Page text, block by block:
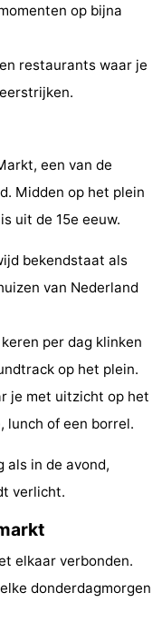
op bijna
restaurants waar je
een van de
Midden op het plein
uit de 15e eeuw.
bekendstaat als
van Nederland
per dag klinken
op het plein.
je met uitzicht op het
lunch of een borrel.
als in de avond,
verlicht.
elkaar verbonden.
donderdagmorgen